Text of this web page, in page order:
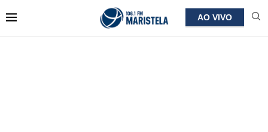
AO VIVO